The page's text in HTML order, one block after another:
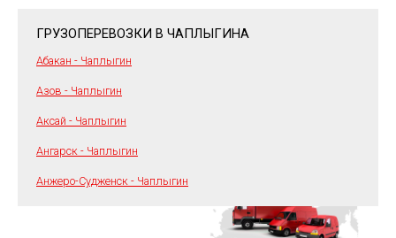
ГРУЗОПЕРЕВОЗКИ В ЧАПЛЫГИНА
Абакан - Чаплыгин
Азов - Чаплыгин
Аксай - Чаплыгин
Ангарск - Чаплыгин
Анжеро-Судженск - Чаплыгин